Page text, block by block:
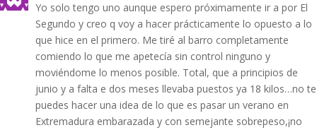
Yo solo tengo uno aunque espero próximamente ir a por El
Segundo y creo q voy a hacer prácticamente lo opuesto a lo
que hice en el primero. Me tiré al barro completamente
comiendo lo que me apetecía sin control ninguno y
moviéndome lo menos posible. Total, que a principios de
junio y a falta e dos meses llevaba puestos ya 18 kilos…no te
puedes hacer una idea de lo que es pasar un verano en
Extremadura embarazada y con semejante sobrepeso,¡no